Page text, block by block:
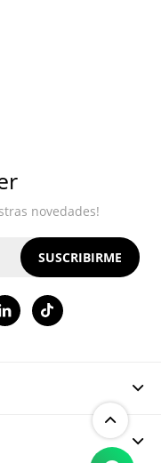
novedades!
SUSCRIBIRME